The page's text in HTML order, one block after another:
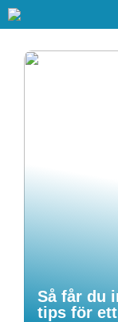
Så får du
tips för